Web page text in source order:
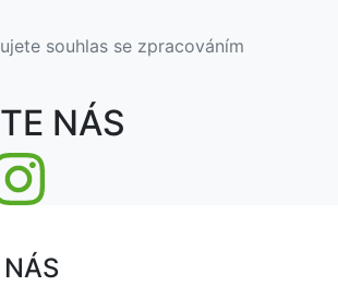
souhlas se zpracováním
NÁS